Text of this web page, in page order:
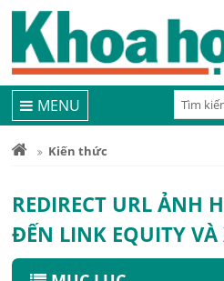
MENU
Kiến thức
REDIRECT URL ẢNH
ĐẾN LINK EQUITY VÀ